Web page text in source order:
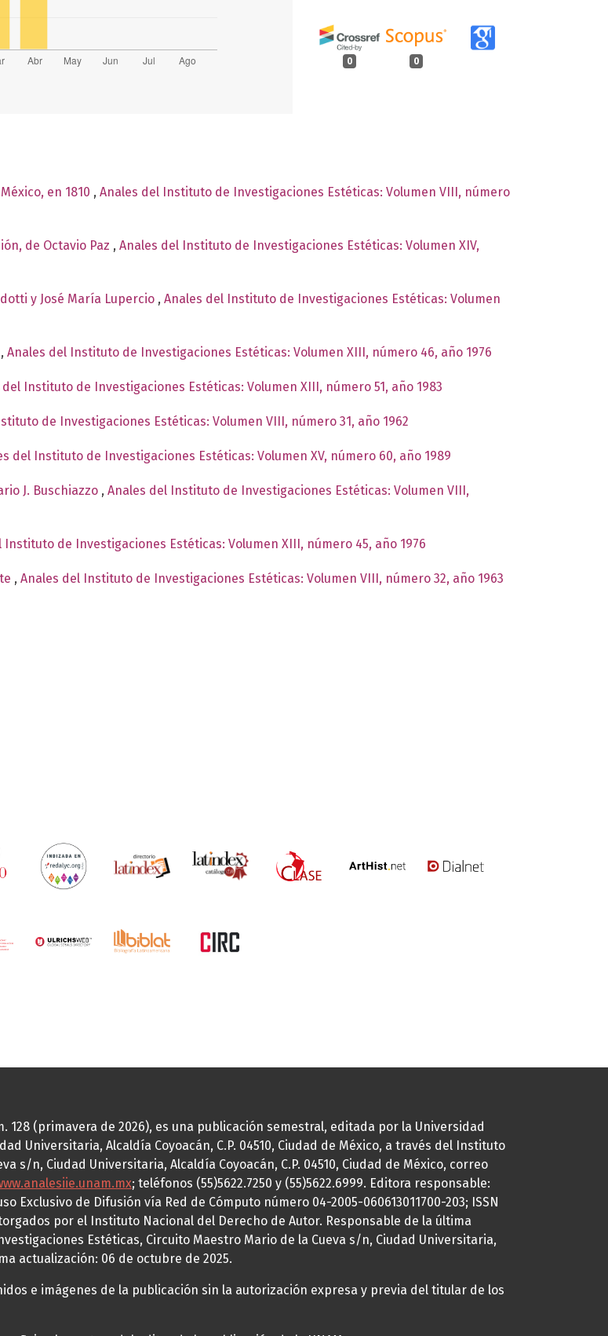
0 0
en 1810 , Anales del Instituto de Investigaciones Estéticas: Volumen VIII, número
de Octavio Paz , Anales del Instituto de Investigaciones Estéticas: Volumen XIV,
y José María Lupercio , Anales del Instituto de Investigaciones Estéticas: Volumen
, Anales del Instituto de Investigaciones Estéticas: Volumen XIII, número 46, año 1976
del Instituto de Investigaciones Estéticas: Volumen XIII, número 51, año 1983
de Investigaciones Estéticas: Volumen VIII, número 31, año 1962
del Instituto de Investigaciones Estéticas: Volumen XV, número 60, año 1989
J. Buschiazzo , Anales del Instituto de Investigaciones Estéticas: Volumen VIII,
Instituto de Investigaciones Estéticas: Volumen XIII, número 45, año 1976
, Anales del Instituto de Investigaciones Estéticas: Volumen VIII, número 32, año 1963
128 (primavera de 2026), es una publicación semestral, editada por la Universidad
Universitaria, Alcaldía Coyoacán, C.P. 04510, Ciudad de México, a través del Instituto
s/n, Ciudad Universitaria, Alcaldía Coyoacán, C.P. 04510, Ciudad de México, correo
; teléfonos (55)5622.7250 y (55)5622.6999. Editora responsable:
Exclusivo de Difusión vía Red de Cómputo número 04-2005-060613011700-203; ISSN
por el Instituto Nacional del Derecho de Autor. Responsable de la última
Estéticas, Circuito Maestro Mario de la Cueva s/n, Ciudad Universitaria,
actualización: 06 de octubre de 2025.
e imágenes de la publicación sin la autorización expresa y previa del titular de los